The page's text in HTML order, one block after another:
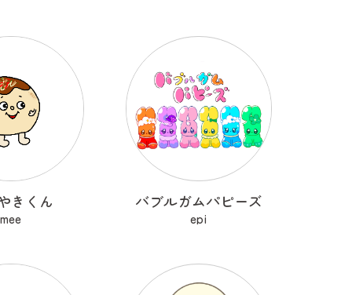
きくん
mee
バブルガムパピーズ
epi